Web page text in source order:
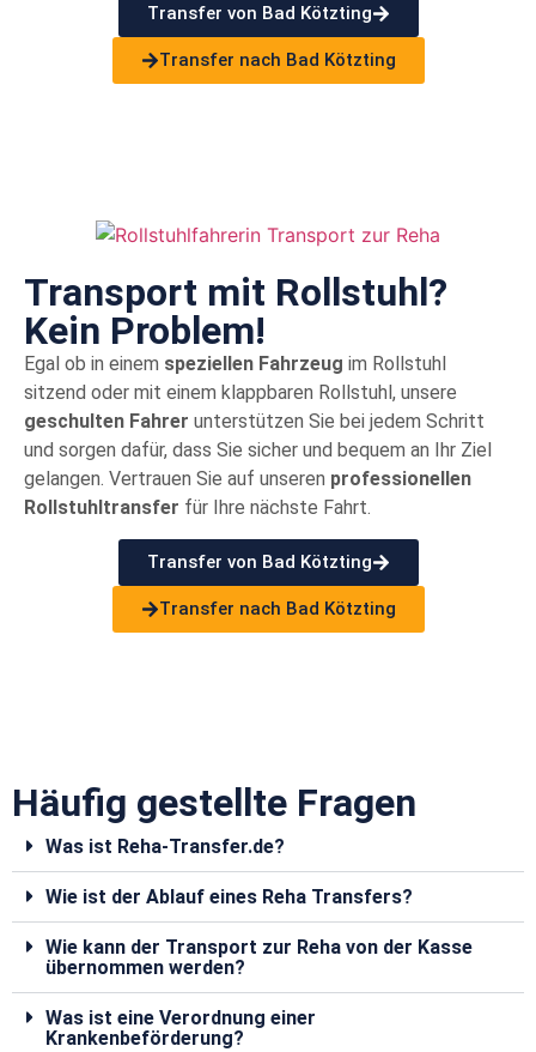
Transfer von Bad Kötzting
Transfer nach Bad Kötzting
Transport mit Rollstuhl?
Kein Problem!
Egal ob in einem speziellen Fahrzeug im Rollstuhl
sitzend oder mit einem klappbaren Rollstuhl, unsere
geschulten Fahrer unterstützen Sie bei jedem Schritt
und sorgen dafür, dass Sie sicher und bequem an Ihr Ziel
gelangen. Vertrauen Sie auf unseren professionellen
Rollstuhltransfer für Ihre nächste Fahrt.
Transfer von Bad Kötzting
Transfer nach Bad Kötzting
Häufig gestellte Fragen
Was ist Reha-Transfer.de?
Wie ist der Ablauf eines Reha Transfers?
Wie kann der Transport zur Reha von der Kasse
übernommen werden?
Was ist eine Verordnung einer
Krankenbeförderung?